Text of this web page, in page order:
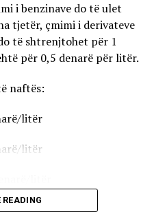
i benzinave do të ulet
tjetër, çmimi i derivateve
të shtrenjtohet për 1
për 0,5 denarë për litër.
naftës:
litër
litër
denarë/litër
READING